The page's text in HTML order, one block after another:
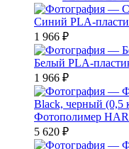
Синий PLA-
1 966 ₽
Белый PLA-
1 966 ₽
Фотополимер
5 620 ₽